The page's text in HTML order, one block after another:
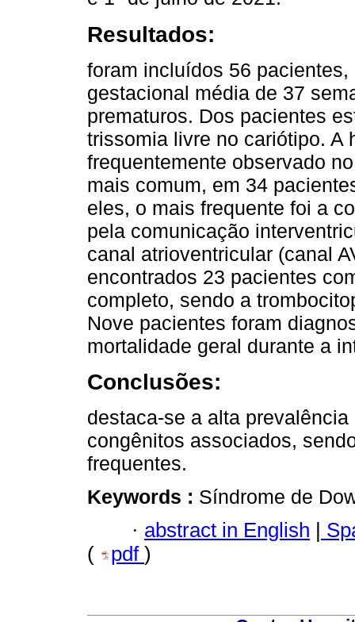
Resultados:
foram incluídos 56
gestacional média de 37
prematuros. Dos pacientes
trissomia livre no cariótipo. A
frequentemente observado
mais comum, em 34
eles, o mais frequente foi a
pela comunicação
canal atrioventricular (canal
encontrados 23 pacientes
completo, sendo a
Nove pacientes foram
mortalidade geral durante a
Conclusões:
destaca-se a alta
congênitos associados,
frequentes.
Keywords : Síndrome de
· abstract in English
(
pdf )